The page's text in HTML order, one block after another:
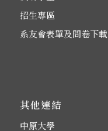
招生專區
系友會表單及問卷下載
其他連結
中原大學